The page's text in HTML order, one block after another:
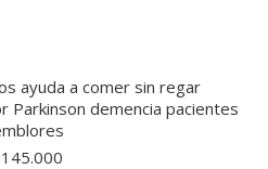
ayuda a comer sin regar
Parkinson demencia pacientes
145.000